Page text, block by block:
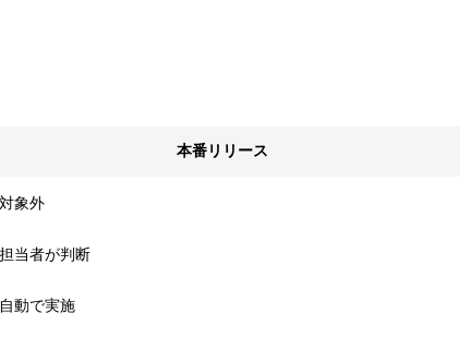
本番リリース
対象外
担当者が判断
自動で実施